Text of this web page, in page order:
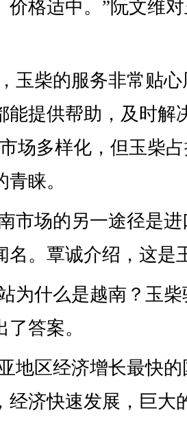
价格适中。”阮文维
玉柴的服务非常贴
能提供帮助，及时解
场多样化，但玉柴
睐。
市场的另一途径是
名。覃诚介绍，这是
为什么是越南？玉
答案。
地区经济增长最快
经济快速发展，巨大